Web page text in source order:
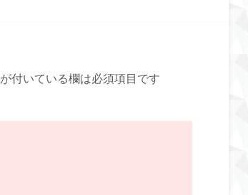
が付いている欄は必須項目です